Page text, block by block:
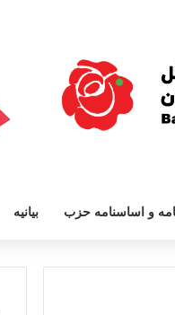
و اساسنامه حزب بیانیه